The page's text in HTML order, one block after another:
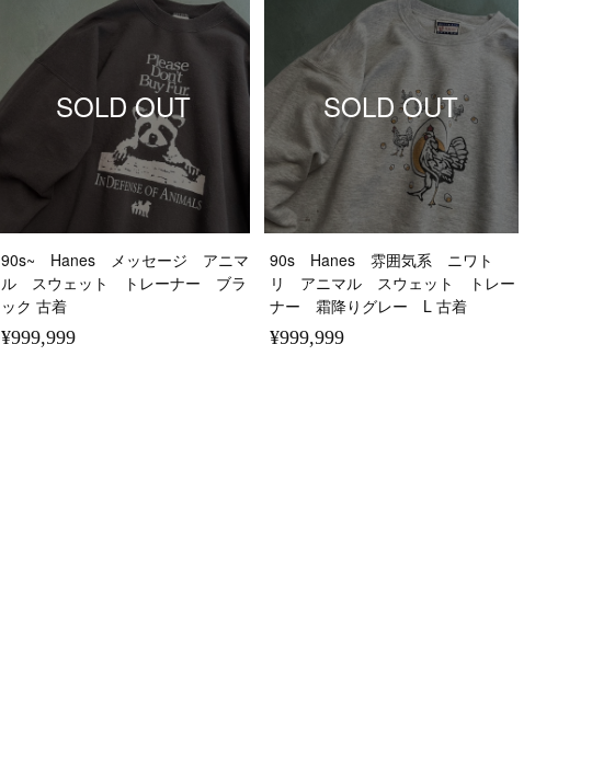
SOLD OUT
90s~ Hanes メッセージ アニマ
ル スウェット トレーナー ブラ
ック 古着
¥999,999
SOLD OUT
90s Hanes 雰囲気系 ニワト
リ アニマル スウェット トレー
ナー 霜降りグレー L 古着
¥999,999